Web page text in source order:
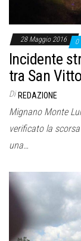
28 Maggio 2016 0
Incidente
tra San
Di REDAZIONE
Mignano Monte
verificato la
una…